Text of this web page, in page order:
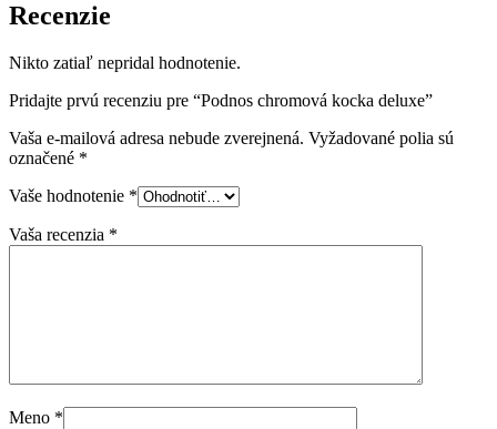
Recenzie
Nikto zatiaľ nepridal hodnotenie.
Pridajte prvú recenziu pre “Podnos chromová kocka deluxe”
Vaša e-mailová adresa nebude zverejnená. Vyžadované polia sú
označené *
Vaše hodnotenie *
Vaša recenzia *
Meno *